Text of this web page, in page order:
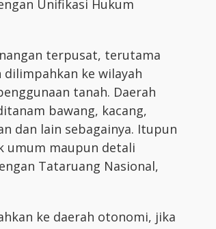
Unifikasi Hukum
terpusat, terutama
ke wilayah
tanah. Daerah
bawang, kacang,
dan lain sebagainya. Itupun
umum maupun detali
Tataruang Nasional,
ke daerah otonomi, jika